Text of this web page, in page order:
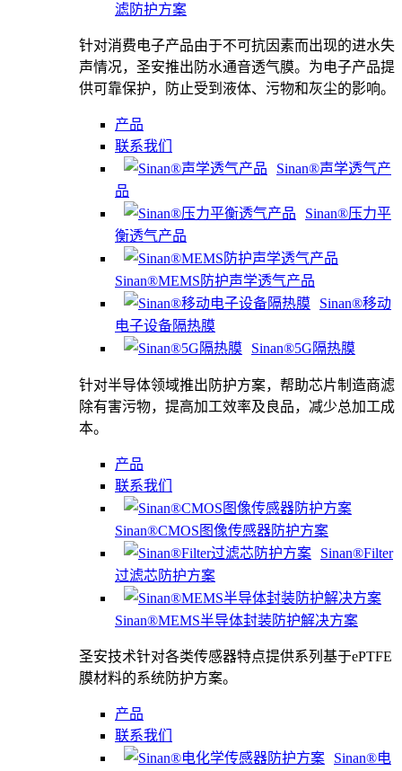
滤防护方案
针对消费电子产品由于不可抗因素而出现的进水失
声情况，圣安推出防水通音透气膜。为电子产品提
供可靠保护，防止受到液体、污物和灰尘的影响。
产品
联系我们
Sinan®声学透气产
品
Sinan®压力平
衡透气产品
Sinan®MEMS防护声学透气产品
Sinan®移动
电子设备隔热膜
Sinan®5G隔热膜
针对半导体领域推出防护方案，帮助芯片制造商滤
除有害污物，提高加工效率及良品，减少总加工成
本。
产品
联系我们
Sinan®CMOS图像传感器防护方案
Sinan®Filter
过滤芯防护方案
Sinan®MEMS半导体封装防护解决方案
圣安技术针对各类传感器特点提供系列基于ePTFE
膜材料的系统防护方案。
产品
联系我们
Sinan®电